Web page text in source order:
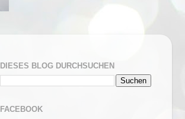
DIESES BLOG DURCHSUCHEN
FACEBOOK